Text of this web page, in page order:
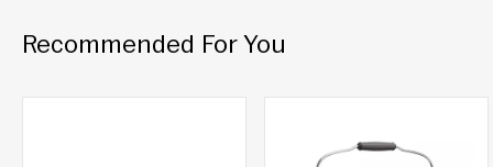
Recommended For You